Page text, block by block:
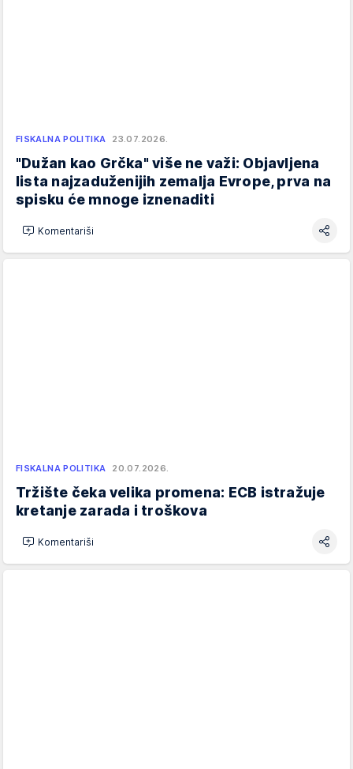
FISKALNA POLITIKA 23.07.2026.
"Dužan kao Grčka" više ne važi: Objavljena
lista najzaduženijih zemalja Evrope, prva na
spisku će mnoge iznenaditi
Komentariši
FISKALNA POLITIKA 20.07.2026.
Tržište čeka velika promena: ECB istražuje
kretanje zarada i troškova
Komentariši